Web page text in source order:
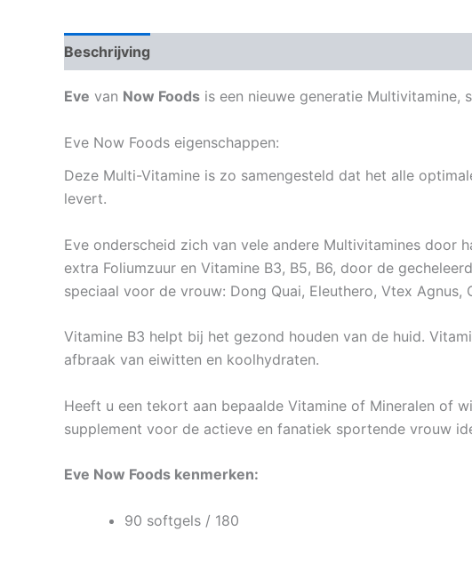
Beschrijving
Eve van Now Foods is een nieuwe generatie Multivitamine,
Eve Now Foods eigenschappen:
Deze Multi-Vitamine is zo samengesteld dat het alle
levert.
Eve onderscheid zich van vele andere Multivitamines door
extra Foliumzuur en Vitamine B3, B5, B6, door de
speciaal voor de vrouw: Dong Quai, Eleuthero, Vtex Agnus,
Vitamine B3 helpt bij het gezond houden van de huid.
afbraak van eiwitten en koolhydraten.
Heeft u een tekort aan bepaalde Vitamine of Mineralen of
supplement voor de actieve en fanatiek sportende vrouw
Eve Now Foods kenmerken:
90 softgels / 180